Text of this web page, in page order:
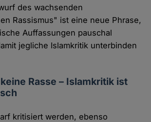
des wachsenden
Rassismus" ist eine neue Phrase,
Auffassungen pauschal
jegliche Islamkritik unterbinden
Rasse – Islamkritik ist
kritisiert werden, ebenso